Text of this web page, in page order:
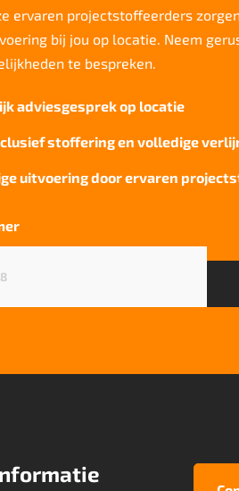
ervaren projectstoffeerders
bij jou op locatie. Neem
te bespreken.
adviesgesprek op locatie
stoffering en volledige
uitvoering door ervaren